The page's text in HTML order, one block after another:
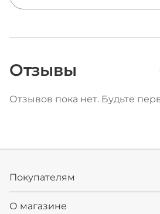
Отзывы
Отзывов пока нет. Будьте
Покупателям
О магазине